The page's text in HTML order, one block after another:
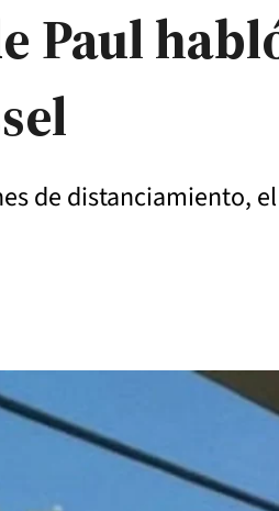
Paul
de distanciamiento,